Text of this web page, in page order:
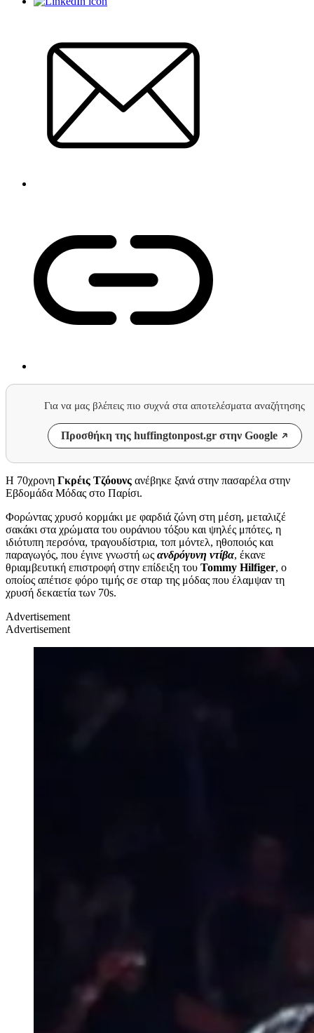
Για να μας βλέπεις πιο συχνά στα αποτελέσματα αναζήτησης
Προσθήκη της huffingtonpost.gr στην Google
Η 70χρονη Γκρέις Τζόουνς ανέβηκε ξανά στην πασαρέλα στην
Εβδομάδα Μόδας στο Παρίσι.
Φορώντας χρυσό κορμάκι με φαρδιά ζώνη στη μέση, μεταλιζέ
σακάκι στα χρώματα του ουράνιου τόξου και ψηλές μπότες, η
ιδιότυπη περσόνα, τραγουδίστρια, τοπ μόντελ, ηθοποιός και
παραγωγός, που έγινε γνωστή ως ανδρόγυνη ντίβα, έκανε
θριαμβευτική επιστροφή στην επίδειξη του Tommy Hilfiger, ο
οποίος απέτισε φόρο τιμής σε σταρ της μόδας που έλαμψαν τη
χρυσή δεκαετία των 70s.
Advertisement
Advertisement